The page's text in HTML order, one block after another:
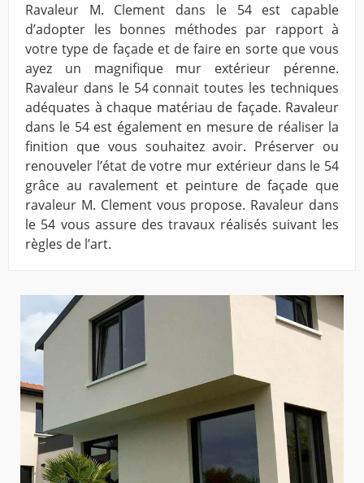
Ravaleur M. Clement dans le 54 est capable
d’adopter les bonnes méthodes par rapport à
votre type de façade et de faire en sorte que vous
ayez un magnifique mur extérieur pérenne.
Ravaleur dans le 54 connait toutes les techniques
adéquates à chaque matériau de façade. Ravaleur
dans le 54 est également en mesure de réaliser la
finition que vous souhaitez avoir. Préserver ou
renouveler l’état de votre mur extérieur dans le 54
grâce au ravalement et peinture de façade que
ravaleur M. Clement vous propose. Ravaleur dans
le 54 vous assure des travaux réalisés suivant les
règles de l’art.